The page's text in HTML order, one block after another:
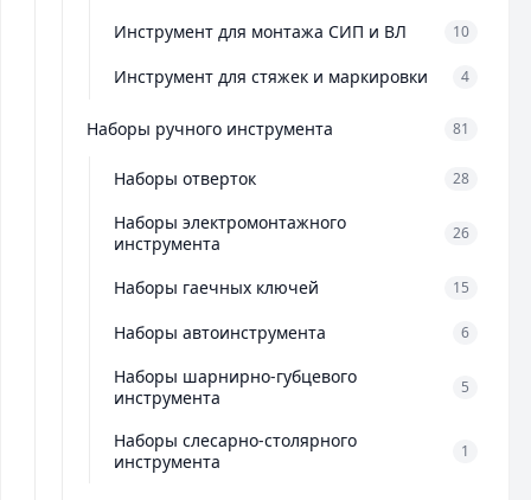
Инструмент для монтажа СИП и ВЛ 10
Инструмент для стяжек и маркировки 4
Наборы ручного инструмента 81
Наборы отверток 28
Наборы электромонтажного
инструмента
26
Наборы гаечных ключей 15
Наборы автоинструмента 6
Наборы шарнирно-губцевого
инструмента
5
Наборы слесарно-столярного
инструмента
1